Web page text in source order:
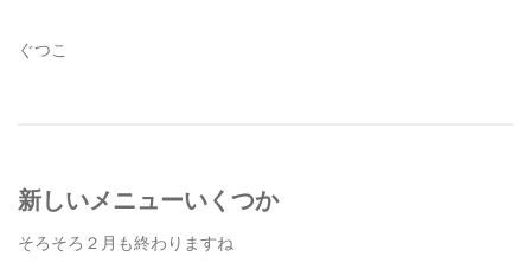
ぐつこ
新しいメニューいくつか
そろそろ２月も終わりますね